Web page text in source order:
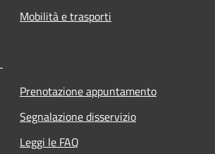
Mobilità e trasporti
Prenotazione appuntamento
Segnalazione disservizio
Leggi le FAQ